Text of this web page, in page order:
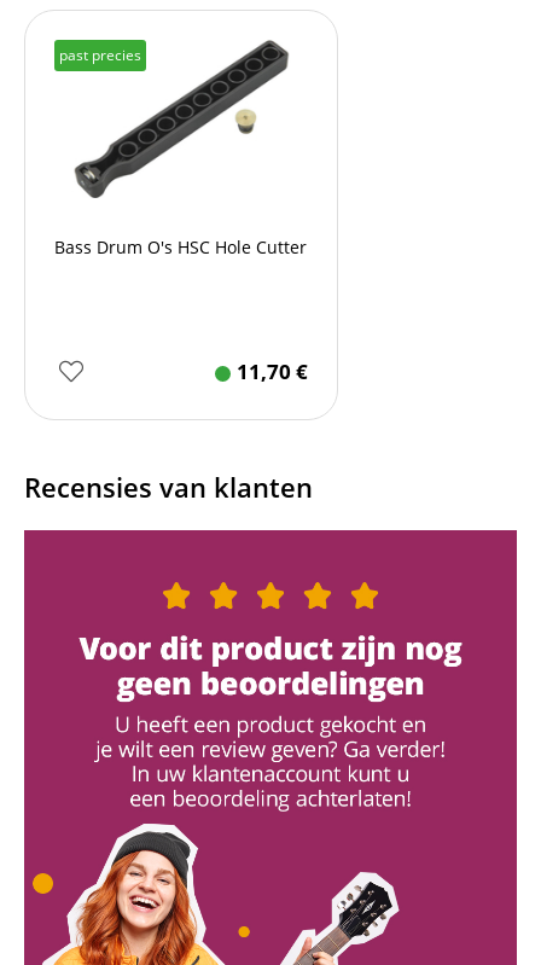
past precies
Bass Drum O's HSC Hole Cutter
11,70 €
Recensies van klanten